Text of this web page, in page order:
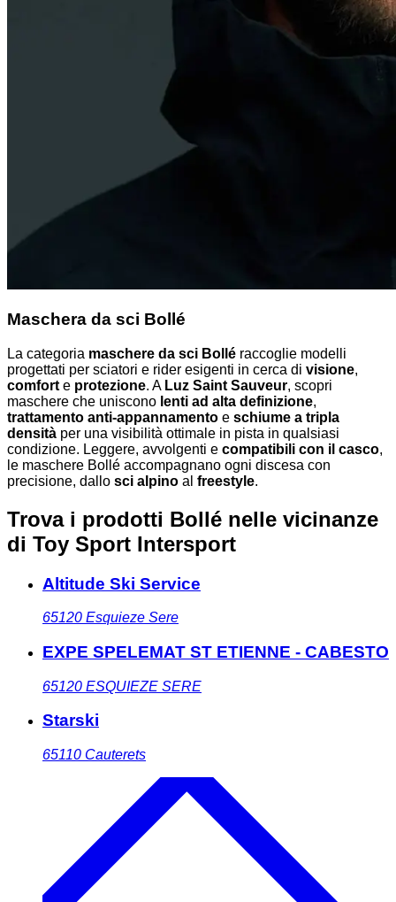
Maschera da sci Bollé
La categoria maschere da sci Bollé raccoglie modelli
progettati per sciatori e rider esigenti in cerca di visione,
comfort e protezione. A Luz Saint Sauveur, scopri
maschere che uniscono lenti ad alta definizione,
trattamento anti-appannamento e schiume a tripla
densità per una visibilità ottimale in pista in qualsiasi
condizione. Leggere, avvolgenti e compatibili con il casco,
le maschere Bollé accompagnano ogni discesa con
precisione, dallo sci alpino al freestyle.
Trova i prodotti Bollé nelle vicinanze
di Toy Sport Intersport
Altitude Ski Service
65120 Esquieze Sere
EXPE SPELEMAT ST ETIENNE - CABESTO
65120 ESQUIEZE SERE
Starski
65110 Cauterets